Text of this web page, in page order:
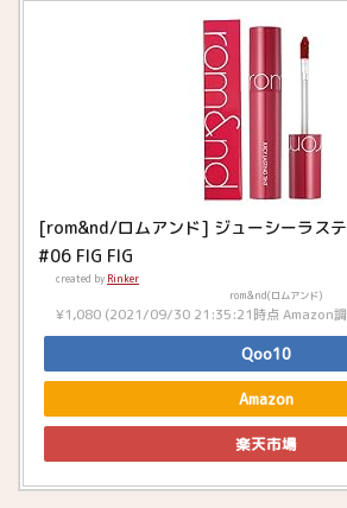
[rom&nd/ロムアンド] ジューシーラス
#06 FIG FIG
created by Rinker
rom&nd(ロムアンド)
¥1,080 (2021/09/30 21:35:21時点 Amazon
Qoo10
Amazon
楽天市場